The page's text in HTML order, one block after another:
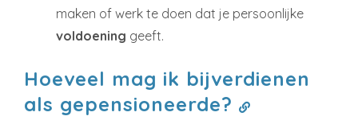
maken of werk te doen dat je persoonlijke
voldoening geeft.
Hoeveel mag ik bijverdienen
als gepensioneerde?